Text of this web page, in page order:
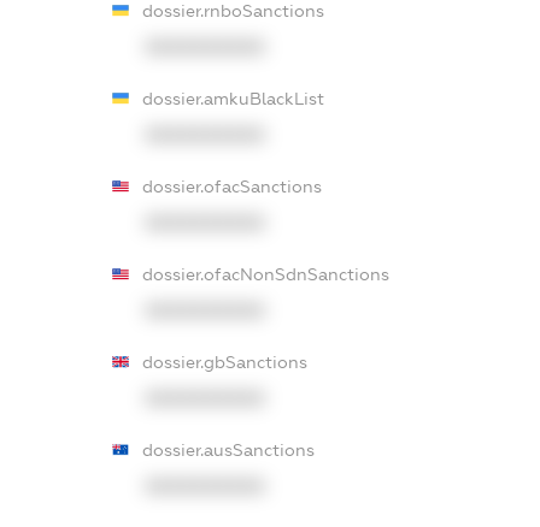
dossier.rnboSanctions
dossier.amkuBlackList
dossier.ofacSanctions
dossier.ofacNonSdnSanctions
dossier.gbSanctions
dossier.ausSanctions